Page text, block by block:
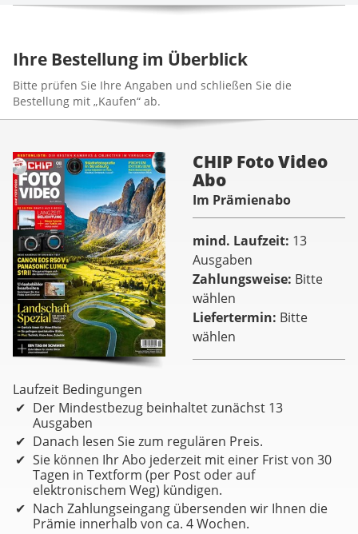
Ihre Bestellung im Überblick
Bitte prüfen Sie Ihre Angaben und schließen Sie die
Bestellung mit „Kaufen“ ab.
CHIP Foto Video
Abo
Im Prämienabo
mind. Laufzeit 13
Ausgaben
Zahlungsweise Bitte
wählen
Liefertermin Bitte
wählen
Laufzeit Bedingungen
Der Mindestbezug beinhaltet zunächst 13
Ausgaben
Danach lesen Sie zum regulären Preis.
Sie können Ihr Abo jederzeit mit einer Frist von 30
Tagen in Textform (per Post oder auf
elektronischem Weg) kündigen.
Nach Zahlungseingang übersenden wir Ihnen die
Prämie innerhalb von ca. 4 Wochen.